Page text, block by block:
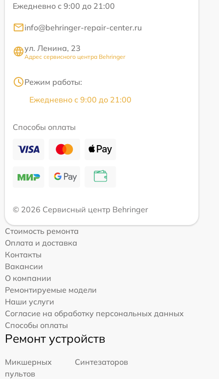
Ежедневно с 9:00 до 21:00
info@behringer-repair-center.ru
ул. Ленина, 23
Адрес сервисного центра Behringer
Режим работы:
Ежедневно с 9:00 до 21:00
Способы оплаты
© 2026 Сервисный центр Behringer
Стоимость ремонта
Оплата и доставка
Контакты
Вакансии
О компании
Ремонтируемые модели
Наши услуги
Согласие на обработку персональных данных
Способы оплаты
Ремонт устройств
Микшерных
пультов
Синтезаторов